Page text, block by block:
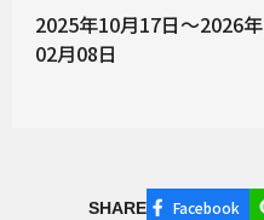
2025年10月17日～2026年
02月08日
SHARE Facebook